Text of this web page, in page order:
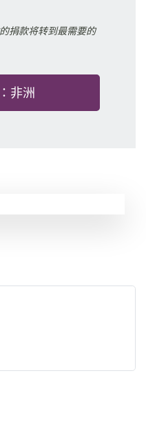
捐款将转到最需要的
非洲